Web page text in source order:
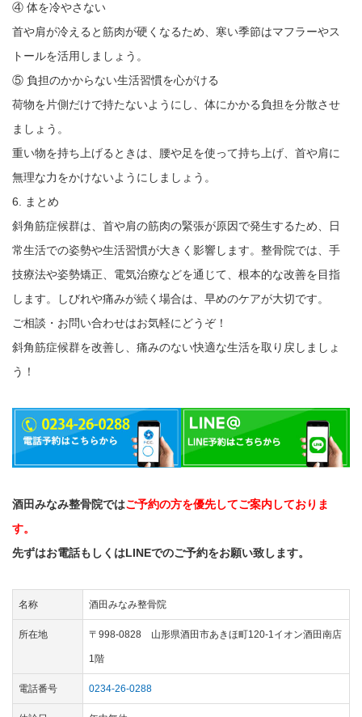
④ 体を冷やさない
首や肩が冷えると筋肉が硬くなるため、寒い季節はマフラーやス
トールを活用しましょう。
⑤ 負担のかからない生活習慣を心がける
荷物を片側だけで持たないようにし、体にかかる負担を分散させ
ましょう。
重い物を持ち上げるときは、腰や足を使って持ち上げ、首や肩に
無理な力をかけないようにしましょう。
6. まとめ
斜角筋症候群は、首や肩の筋肉の緊張が原因で発生するため、日
常生活での姿勢や生活習慣が大きく影響します。整骨院では、手
技療法や姿勢矯正、電気治療などを通じて、根本的な改善を目指
します。しびれや痛みが続く場合は、早めのケアが大切です。
ご相談・お問い合わせはお気軽にどうぞ！
斜角筋症候群を改善し、痛みのない快適な生活を取り戻しましょ
う！
酒田みなみ整骨院ではご予約の方を優先してご案内しておりま
す。
先ずはお電話もしくはLINEでのご予約をお願い致します。
名称 酒田みなみ整骨院
所在地 〒998-0828 山形県酒田市あきほ町120-1イオン酒田南店
1階
電話番号 0234-26-0288